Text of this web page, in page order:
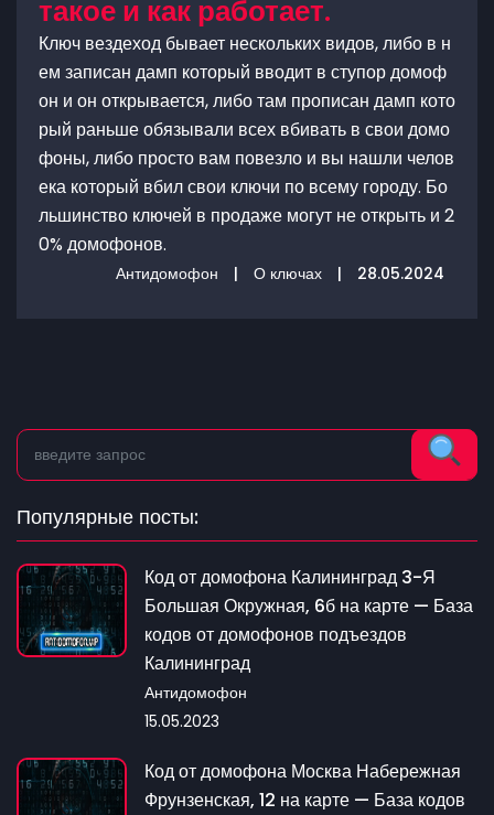
такое и как работает.
Ключ вездеход бывает нескольких видов, либо в н
ем записан дамп который вводит в ступор домоф
он и он открывается, либо там прописан дамп кото
рый раньше обязывали всех вбивать в свои домо
фоны, либо просто вам повезло и вы нашли челов
ека который вбил свои ключи по всему городу. Бо
льшинство ключей в продаже могут не открыть и 2
0% домофонов.
Антидомофон | О ключах | 28.05.2024
Популярные посты:
Код от домофона Калининград 3-Я
Большая Окружная, 6б на карте — База
кодов от домофонов подъездов
Калининград
Антидомофон
15.05.2023
Код от домофона Москва Набережная
Фрунзенская, 12 на карте — База кодов